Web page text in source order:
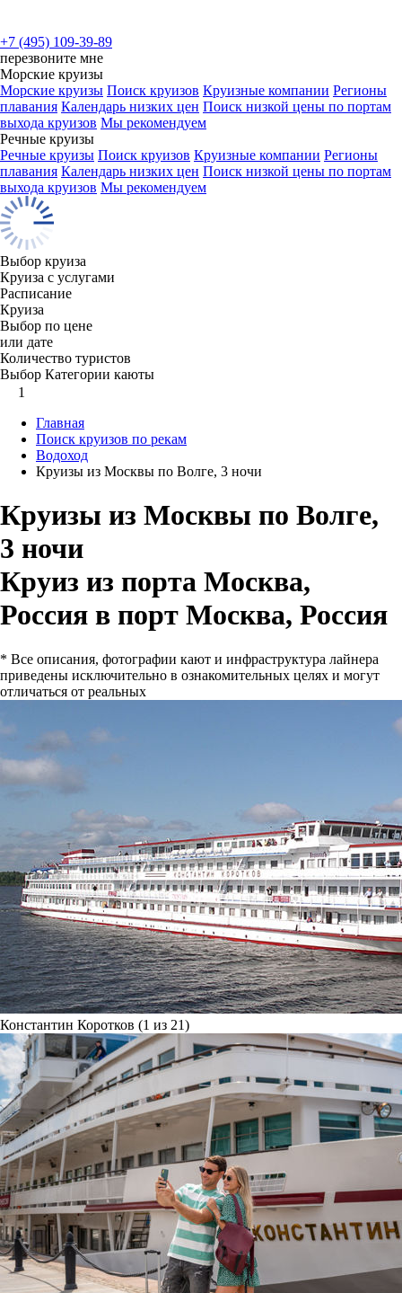
+7 (495) 109-39-89
перезвоните мне
Морские круизы
Морские круизы Поиск круизов Круизные компании Регионы
плавания Календарь низких цен Поиск низкой цены по портам
выхода круизов Мы рекомендуем
Речные круизы
Речные круизы Поиск круизов Круизные компании Регионы
плавания Календарь низких цен Поиск низкой цены по портам
выхода круизов Мы рекомендуем
Выбор круиза
Круиза с услугами
Расписание
Круиза
Выбор по цене
или дате
Количество туристов
Выбор Категории каюты
1
Главная
Поиск круизов по рекам
Водоход
Круизы из Москвы по Волге, 3 ночи
Круизы из Москвы по Волге,
3 ночи
Круиз из порта Москва,
Россия в порт Москва, Россия
* Все описания, фотографии кают и инфраструктура лайнера
приведены исключительно в ознакомительных целях и могут
отличаться от реальных
Константин Коротков (1 из 21)